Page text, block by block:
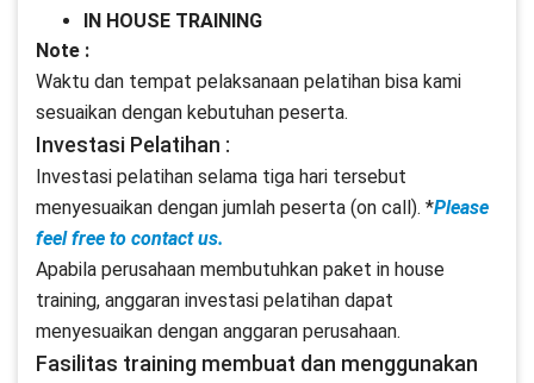
IN HOUSE TRAINING
Note :
Waktu dan tempat pelaksanaan pelatihan bisa kami
sesuaikan dengan kebutuhan peserta.
Investasi Pelatihan :
Investasi pelatihan selama tiga hari tersebut
menyesuaikan dengan jumlah peserta (on call). *Please
feel free to contact us.
Apabila perusahaan membutuhkan paket in house
training, anggaran investasi pelatihan dapat
menyesuaikan dengan anggaran perusahaan.
Fasilitas training membuat dan menggunakan